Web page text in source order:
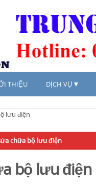
THIỆU DỊCH VỤ
lưu điện
chữa bộ lưu điện
bộ lưu điện